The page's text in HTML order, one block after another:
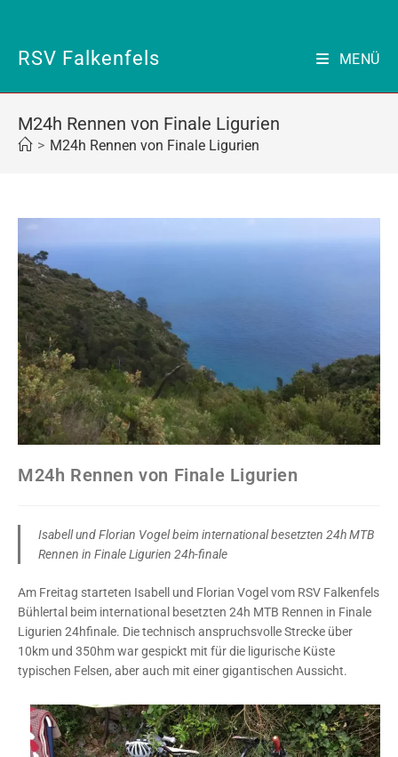
springen
RSV Falkenfels MENÜ
M24h Rennen von Finale Ligurien
> M24h Rennen von Finale Ligurien
M24h Rennen von Finale Ligurien
Isabell und Florian Vogel beim international besetzten 24h MTB
Rennen in Finale Ligurien 24h-finale
Am Freitag starteten Isabell und Florian Vogel vom RSV Falkenfels
Bühlertal beim international besetzten 24h MTB Rennen in Finale
Ligurien 24hfinale. Die technisch anspruchsvolle Strecke über
10km und 350hm war gespickt mit für die ligurische Küste
typischen Felsen, aber auch mit einer gigantischen Aussicht.